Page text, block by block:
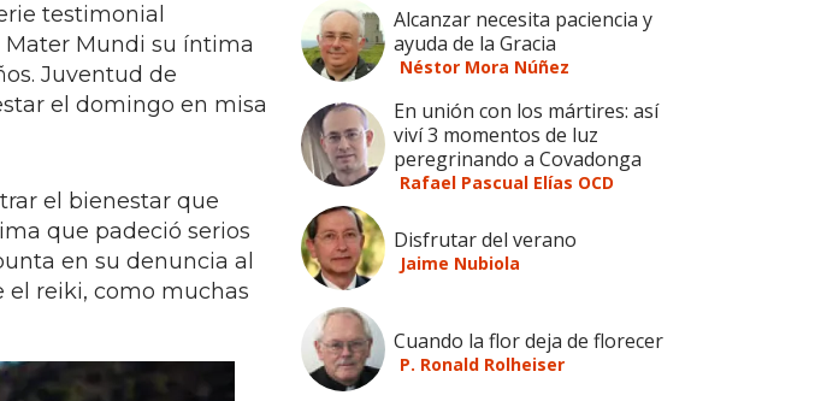
testimonial
Mater Mundi su íntima
Juventud de
el domingo en misa
el bienestar que
que padeció serios
en su denuncia al
el reiki, como muchas
Alcanzar necesita paciencia y
ayuda de la Gracia
Néstor Mora Núñez
En unión con los mártires: así
viví 3 momentos de luz
peregrinando a Covadonga
Rafael Pascual Elías OCD
Disfrutar del verano
Jaime Nubiola
Cuando la flor deja de florecer
P. Ronald Rolheiser